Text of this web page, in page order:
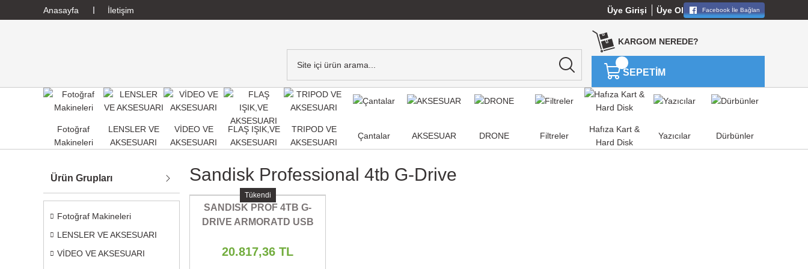
Anasayfa İletişim Üye Girişi Üye Ol Facebook İle Bağlan
KARGOM NEREDE?
SEPETİM
Fotoğraf
Makineleri
LENSLER VE
AKSESUARI
VİDEO VE
AKSESUARI
FLAŞ IŞIK,VE
AKSESUARI
TRIPOD VE
AKSESUARI
Çantalar AKSESUAR DRONE Filtreler
Hafıza Kart &
Hard Disk
Yazıcılar Dürbünler
Ürün Grupları
Fotoğraf Makineleri
LENSLER VE AKSESUARI
VİDEO VE AKSESUARI
Sandisk Professional 4tb G-Drive
Tükendi
SANDISK PROF 4TB G-
DRIVE ARMORATD USB
DRIVE
20.817,36 TL